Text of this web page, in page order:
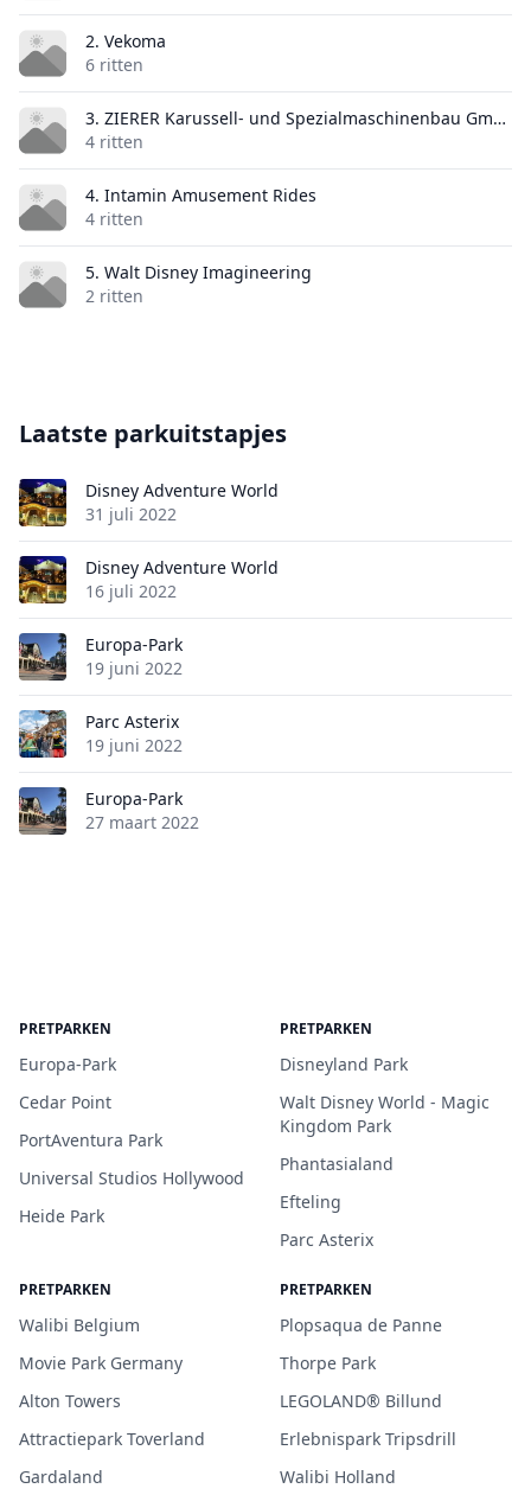
2. Vekoma
6 ritten
3. ZIERER Karussell- und Spezialmaschinenbau GmbH & Co. KG
4 ritten
4. Intamin Amusement Rides
4 ritten
5. Walt Disney Imagineering
2 ritten
Laatste parkuitstapjes
Disney Adventure World
31 juli 2022
Disney Adventure World
16 juli 2022
Europa-Park
19 juni 2022
Parc Asterix
19 juni 2022
Europa-Park
27 maart 2022
PRETPARKEN
Europa-Park
Cedar Point
PortAventura Park
Universal Studios Hollywood
Heide Park
PRETPARKEN
Disneyland Park
Walt Disney World - Magic
Kingdom Park
Phantasialand
Efteling
Parc Asterix
PRETPARKEN
Walibi Belgium
Movie Park Germany
Alton Towers
Attractiepark Toverland
Gardaland
PRETPARKEN
Plopsaqua de Panne
Thorpe Park
LEGOLAND® Billund
Erlebnispark Tripsdrill
Walibi Holland